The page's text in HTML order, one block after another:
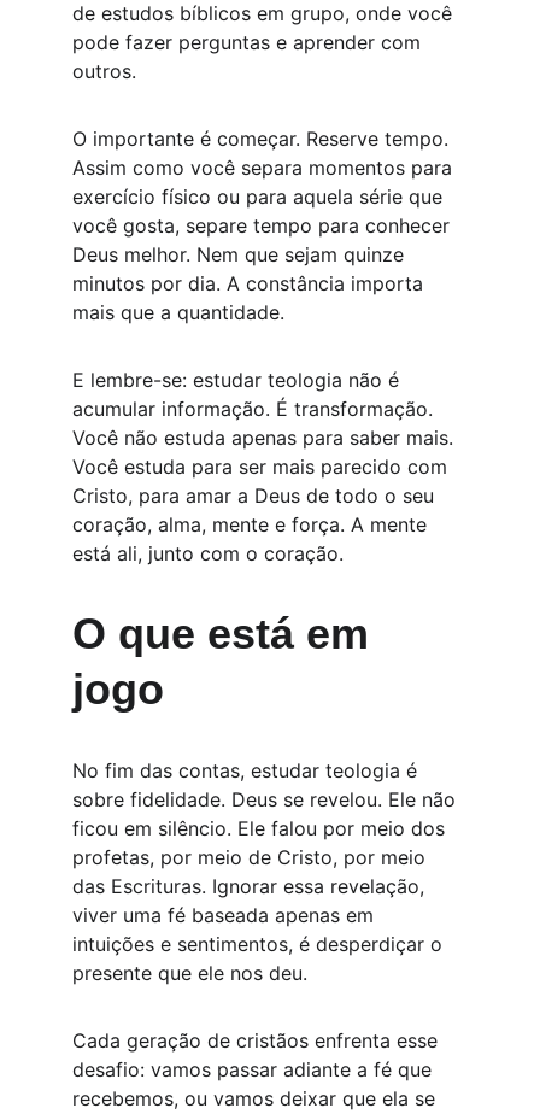
de estudos bíblicos em grupo, onde você
pode fazer perguntas e aprender com
outros.
O importante é começar. Reserve tempo.
Assim como você separa momentos para
exercício físico ou para aquela série que
você gosta, separe tempo para conhecer
Deus melhor. Nem que sejam quinze
minutos por dia. A constância importa
mais que a quantidade.
E lembre-se: estudar teologia não é
acumular informação. É transformação.
Você não estuda apenas para saber mais.
Você estuda para ser mais parecido com
Cristo, para amar a Deus de todo o seu
coração, alma, mente e força. A mente
está ali, junto com o coração.
O que está em
jogo
No fim das contas, estudar teologia é
sobre fidelidade. Deus se revelou. Ele não
ficou em silêncio. Ele falou por meio dos
profetas, por meio de Cristo, por meio
das Escrituras. Ignorar essa revelação,
viver uma fé baseada apenas em
intuições e sentimentos, é desperdiçar o
presente que ele nos deu.
Cada geração de cristãos enfrenta esse
desafio: vamos passar adiante a fé que
recebemos, ou vamos deixar que ela se